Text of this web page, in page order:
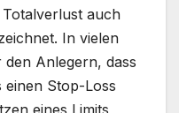
auch
In vielen
Anlegern, dass
einen Stop-Loss
eines Limits